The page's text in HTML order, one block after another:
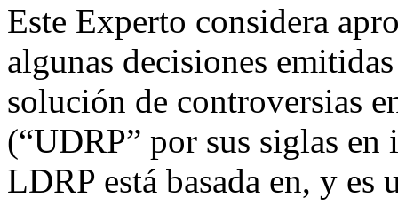
Este Experto considera
algunas decisiones
solución de controversias
(“UDRP” por sus siglas
LDRP está basada en, y es